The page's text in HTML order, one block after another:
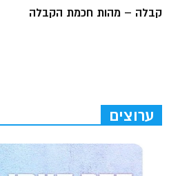
קבלה – מהות חכמת הקבלה
ערוצים